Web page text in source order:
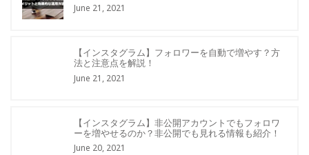
June 21, 2021
【インスタグラム】フォロワーを自動で増やす？方
法と注意点を解説！
June 21, 2021
【インスタグラム】非公開アカウントでもフォロワ
ーを増やせるのか？非公開でも見れる情報も紹介！
June 20, 2021